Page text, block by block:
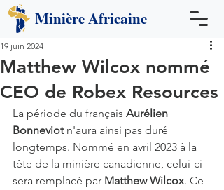
MinièreAfricaine
Matthew Wilcox nommé
CEO de Robex Resources
19 juin 2024
La période du français Aurélien
Bonneviot n'aura ainsi pas duré
longtemps. Nommé en avril 2023 à la
tête de la minière canadienne, celui-ci
sera remplacé par Matthew Wilcox. Ce